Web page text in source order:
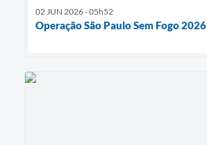
02 JUN 2026 - 05h52
Operação São Paulo Sem Fogo 2026